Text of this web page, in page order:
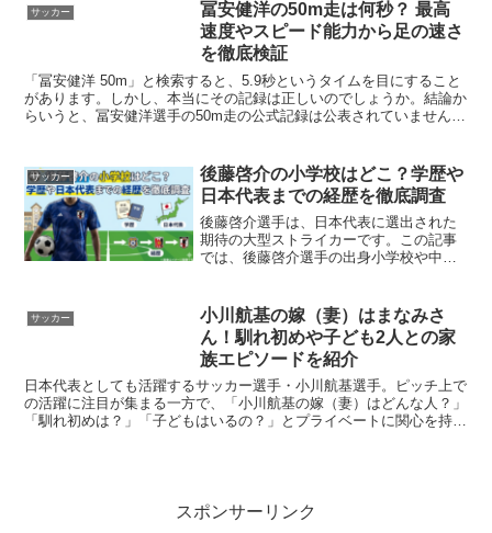
サッカー
冨安健洋の50m走は何秒？ 最高
速度やスピード能力から足の速さ
を徹底検証
「冨安健洋 50m」と検索すると、5.9秒というタイムを目にすること
があります。しかし、本当にその記録は正しいのでしょうか。結論か
らいうと、冨安健洋選手の50m走の公式記録は公表されていません。
サッカー
後藤啓介の小学校はどこ？学歴や
日本代表までの経歴を徹底調査
後藤啓介選手は、日本代表に選出された
期待の大型ストライカーです。この記事
では、後藤啓介選手の出身小学校や中学
フィールまずは基本プロフィールを見て
みましょう。項目内容名前...
サッカー
小川航基の嫁（妻）はまなみさ
ん！馴れ初めや子ども2人との家
族エピソードを紹介
日本代表としても活躍するサッカー選手・小川航基選手。ピッチ上で
の活躍に注目が集まる一方で、「小川航基の嫁（妻）はどんな人？」
「馴れ初めは？」「子どもはいるの？」とプライベートに関心を持つ
スポンサーリンク